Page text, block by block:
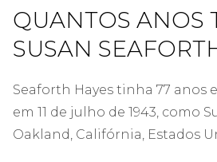
QUANTOS ANOS
SUSAN
Seaforth Hayes tinha 77 anos
em 11 de julho de 1943, como
Oakland, Califórnia, Estados